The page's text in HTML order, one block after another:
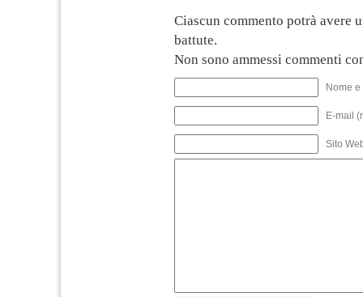
Ciascun commento potrà avere
battute.
Non sono ammessi commenti
Nome
E-mail
Sito